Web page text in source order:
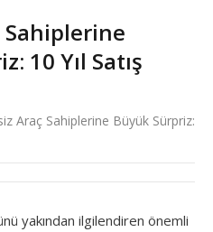
Sahiplerine
10 Yıl Satış
Araç Sahiplerine Büyük Sürpriz:
yakından ilgilendiren önemli